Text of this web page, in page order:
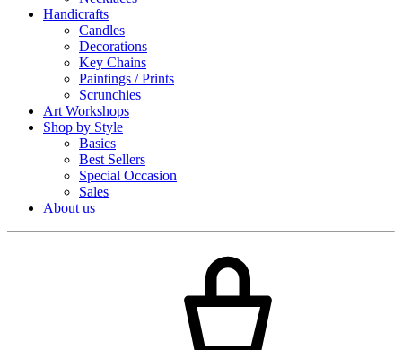
Handicrafts
Candles
Decorations
Key Chains
Paintings / Prints
Scrunchies
Art Workshops
Shop by Style
Basics
Best Sellers
Special Occasion
Sales
About us